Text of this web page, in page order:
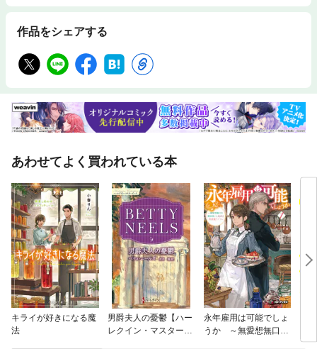
作品をシェアする
あわせてよく買われている本
キライが好きになる魔
法
男爵夫人の憂鬱【ハー
レクイン・マスターピ
永年雇用は可能でしょ
うか ～無愛想無口な
音